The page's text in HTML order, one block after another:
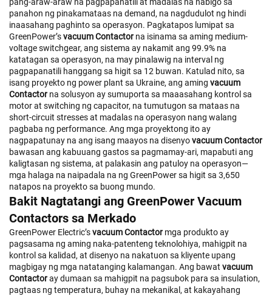
panahon ng pinakamataas na demand, na nagdudulot ng hindi
inaasahang paghinto sa operasyon. Pagkatapos lumipat sa
GreenPower’svacuum Contactor na isinama sa aming medium-
voltage switchgear, ang sistema ay nakamit ang 99.9% na
katatagan sa operasyon, na may pinalawig na interval ng
pagpapanatili hanggang sa higit sa 12 buwan. Katulad nito, sa
isang proyekto ng power plant sa Ukraine, ang aming vacuum
Contactor na solusyon ay sumuporta sa maaasahang kontrol sa
motor at switching ng capacitor, na tumutugon sa mataas na
short-circuit stresses at madalas na operasyon nang walang
pagbaba ng performance. Ang mga proyektong ito ay
nagpapatunay na ang isang maayos na disenyovacuum Contactor
bawasan ang kabuuang gastos sa pagmamay-ari, mapabuti ang
kaligtasan ng sistema, at palakasin ang patuloy na operasyon—
mga halaga na naipadala na ng GreenPower sa higit sa 3,650
natapos na proyekto sa buong mundo.
Bakit Nagtatangi ang GreenPower Vacuum
Contactors sa Merkado
GreenPower Electric’svacuum Contactor mga produkto ay
pagsasama ng aming naka-patenteng teknolohiya, mahigpit na
kontrol sa kalidad, at disenyo na nakatuon sa kliyente upang
magbigay ng mga natatanging kalamangan. Ang bawat vacuum
Contactoray dumaan sa mahigpit na pagsubok para sa insulation,
pagtaas ng temperatura, buhay na mekanikal, at kakayahang